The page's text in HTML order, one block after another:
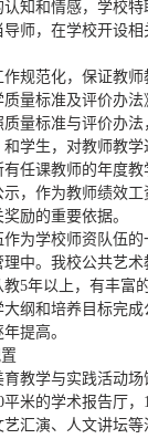
知和情感，学校特
师，在学校开设
规范化，保证教师
量标准及评价办
量标准与评价办
学生，对教师教
任课教师的年度教
，作为教师绩效
励的重要依据。
为学校师资队伍
中。我校公共艺术
教5年以上，有丰富
纲和培养目标完
提高。
教学与实践活动
平米的学术报告厅，
汇演、人文讲坛